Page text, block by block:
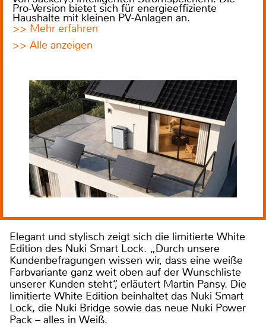
Pro-Version bietet sich für energieeffiziente
Haushalte mit kleinen PV-Anlagen an.
>> Mehr erfahren
>> Alle anzeigen
Elegant und stylisch zeigt sich die limitierte White
Edition des Nuki Smart Lock. „Durch unsere
Kundenbefragungen wissen wir, dass eine weiße
Farbvariante ganz weit oben auf der Wunschliste
unserer Kunden steht“, erläutert Martin Pansy. Die
limitierte White Edition beinhaltet das Nuki Smart
Lock, die Nuki Bridge sowie das neue Nuki Power
Pack – alles in Weiß.